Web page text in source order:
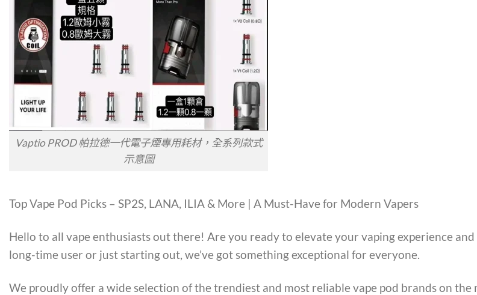
Vaptio PROD 帕拉德一代電子煙專用耗材，全系列款式
示意圖
Top Vape Pod Picks – SP2S, LANA, ILIA & More | A Must-Have for Modern Vapers
Hello to all vape enthusiasts out there! Are you ready to elevate your vaping experience
long-time user or just starting out, we’ve got something exceptional for everyone.
We proudly offer a wide selection of the trendiest and most reliable vape pod brands on the